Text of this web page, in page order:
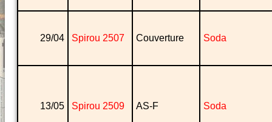
29/04 Spirou 2507 Couverture Soda
13/05 Spirou 2509 AS-F Soda